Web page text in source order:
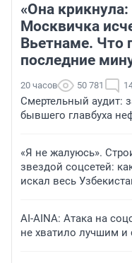
«Она
Москвичка
Вьетнаме. Что
последние
20 часов 50 781
Смертельный аудит:
бывшего главбуха
«Я не жалуюсь».
звездой соцсетей:
искал весь
AI-AINA: Атака на
не хватило лучшим и